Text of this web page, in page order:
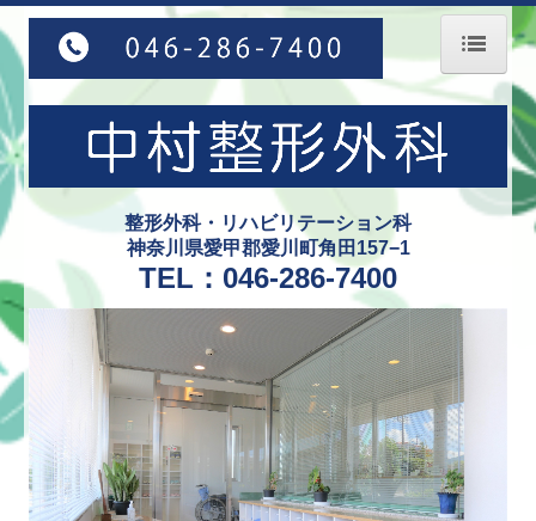
ホーム
診療案内
リハビリテーション
施設・設備紹介
アクセス
採用情報（看護師 常勤）
採用情報（看護師 パート）
整形外科・リハビリテーション科
神奈川県愛甲郡愛川町角田157−1
TEL： 046-286-7400